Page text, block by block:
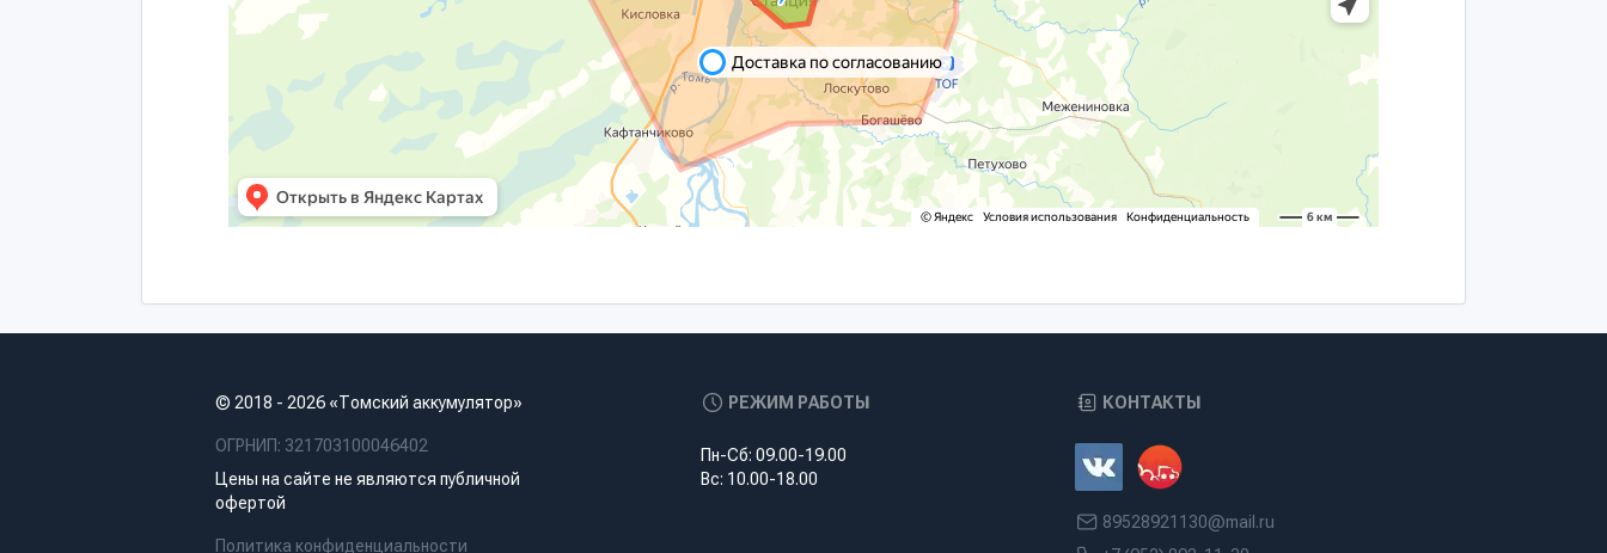
© 2018 - 2026 «Томский аккумулятор»
ОГРНИП: 321703100046402
Цены на сайте не являются публичной
офертой
Политика конфиденциальности
РЕЖИМ РАБОТЫ
Пн-Сб: 09.00-19.00
Вс: 10.00-18.00
КОНТАКТЫ
89528921130@mail.ru